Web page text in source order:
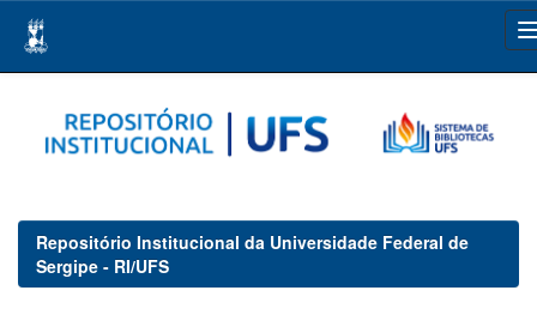
navigation
Repositório Institucional da Universidade Federal de
Sergipe - RI/UFS